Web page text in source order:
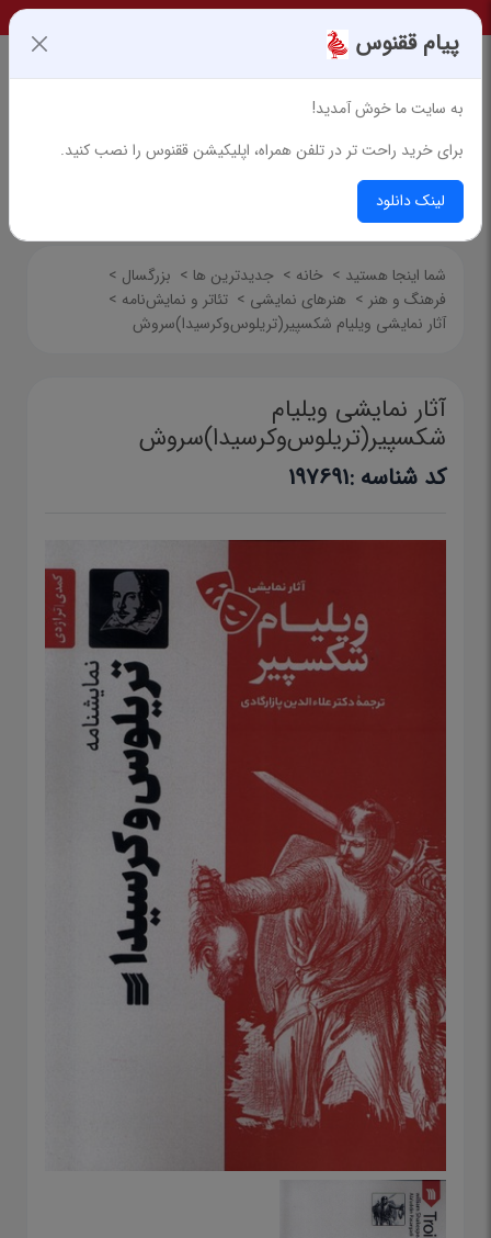
شما اینجا هستید > خانه > جدیدترین ها > بزرگسال >
فرهنگ و هنر > هنرهای نمایشی > تئاتر و نمایش‌نامه >
آثار نمایشی ویلیام شکسپیر(تریلوس‌وکرسیدا)سروش
آثار نمایشی ویلیام
شکسپیر(تریلوس‌وکرسیدا)سروش
کد شناسه :197691
پیام ققنوس
به سایت ما خوش آمدید!
برای خرید راحت تر در تلفن همراه، اپلیکیشن ققنوس را نصب کنید.
لینک دانلود